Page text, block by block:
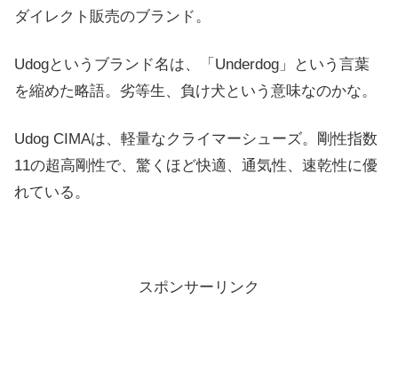
ダイレクト販売のブランド。
Udogというブランド名は、「Underdog」という言葉
を縮めた略語。劣等生、負け犬という意味なのかな。
Udog CIMAは、軽量なクライマーシューズ。剛性指数
11の超高剛性で、驚くほど快適、通気性、速乾性に優
れている。
スポンサーリンク